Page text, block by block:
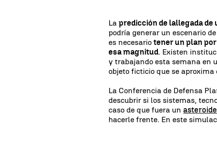
Lapredicción de lallegada de
podría generar un escenario
es necesariotener un plan
esa magnitud. Existen
y trabajando esta semana en
objeto ficticio que se
La Conferencia de Defensa
descubrir si los sistemas,
caso de que fuera un
hacerle frente. En este